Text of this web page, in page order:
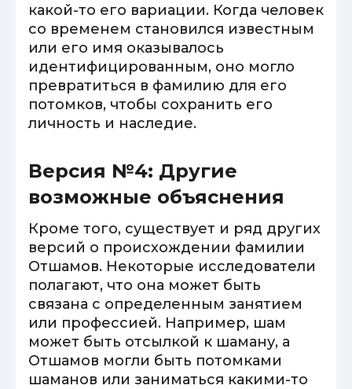
какой-то его вариации. Когда человек
со временем становился известным
или его имя оказывалось
идентифицированным, оно могло
превратиться в фамилию для его
потомков, чтобы сохранить его
личность и наследие.
Версия №4: Другие
возможные объяснения
Кроме того, существует и ряд других
версий о происхождении фамилии
Отшамов. Некоторые исследователи
полагают, что она может быть
связана с определенным занятием
или профессией. Например, шам
может быть отсылкой к шаману, а
Отшамов могли быть потомками
шаманов или заниматься какими-то